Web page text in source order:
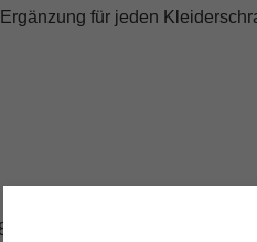
für jeden
179674-S/30